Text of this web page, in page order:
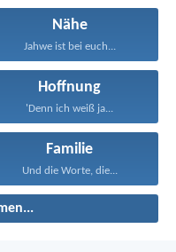
Nähe
Jahwe ist bei euch...
Hoffnung
'Denn ich weiß ja...
Familie
Und die Worte, die...